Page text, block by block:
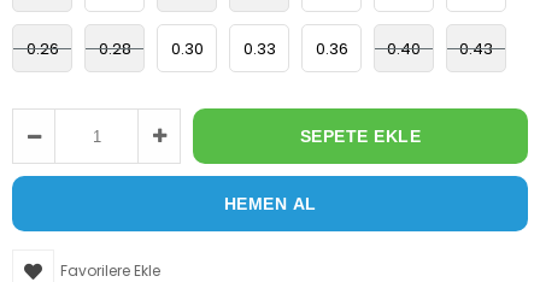
0.26 0.28 0.30 0.33 0.36 0.40 0.43
Favorilere Ekle